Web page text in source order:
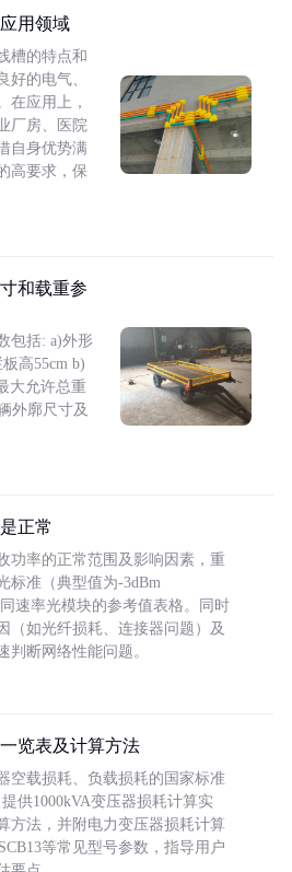
用领域
槽的特点和
好的电气、
在应用上，
厂房、医院
自身优势满
高要求，保
和载重参
包括: a)外形
高55cm b)
大允许总重
外廓尺寸及
正常
功率的正常范围及影响因素，重
标准（典型值为-3dBm
速率光模块的参考值表格。同时
（如光纤损耗、连接器问题）及
判断网络性能问题。
览表及计算方法
空载损耗、负载损耗的国家标准
提供1000kVA变压器损耗计算实
方法，并附电力变压器损耗计算
等常见型号参数，指导用户